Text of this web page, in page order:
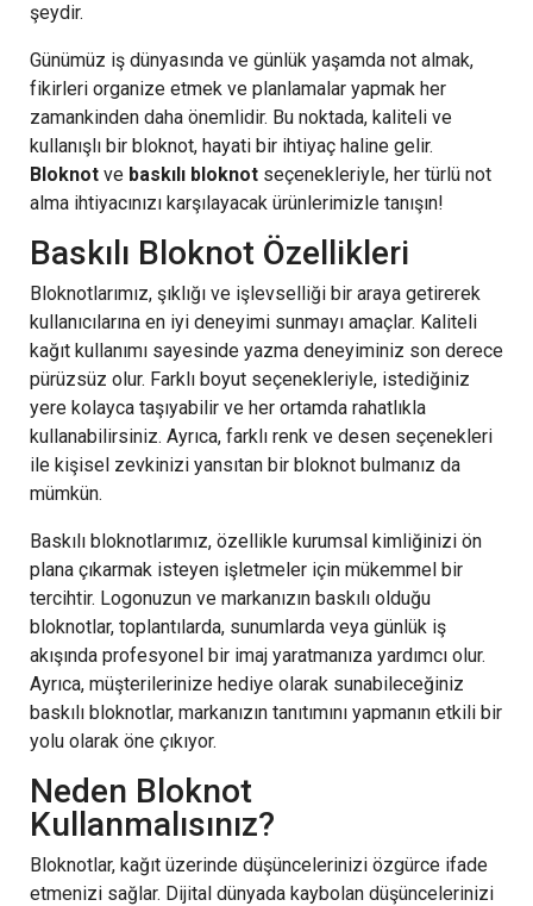
şeydir.
Günümüz iş dünyasında ve günlük yaşamda not almak,
fikirleri organize etmek ve planlamalar yapmak her
zamankinden daha önemlidir. Bu noktada, kaliteli ve
kullanışlı bir bloknot, hayati bir ihtiyaç haline gelir.
Bloknot ve baskılı bloknot seçenekleriyle, her türlü not
alma ihtiyacınızı karşılayacak ürünlerimizle tanışın!
Baskılı Bloknot Özellikleri
Bloknotlarımız, şıklığı ve işlevselliği bir araya getirerek
kullanıcılarına en iyi deneyimi sunmayı amaçlar. Kaliteli
kağıt kullanımı sayesinde yazma deneyiminiz son derece
pürüzsüz olur. Farklı boyut seçenekleriyle, istediğiniz
yere kolayca taşıyabilir ve her ortamda rahatlıkla
kullanabilirsiniz. Ayrıca, farklı renk ve desen seçenekleri
ile kişisel zevkinizi yansıtan bir bloknot bulmanız da
mümkün.
Baskılı bloknotlarımız, özellikle kurumsal kimliğinizi ön
plana çıkarmak isteyen işletmeler için mükemmel bir
tercihtir. Logonuzun ve markanızın baskılı olduğu
bloknotlar, toplantılarda, sunumlarda veya günlük iş
akışında profesyonel bir imaj yaratmanıza yardımcı olur.
Ayrıca, müşterilerinize hediye olarak sunabileceğiniz
baskılı bloknotlar, markanızın tanıtımını yapmanın etkili bir
yolu olarak öne çıkıyor.
Neden Bloknot
Kullanmalısınız?
Bloknotlar, kağıt üzerinde düşüncelerinizi özgürce ifade
etmenizi sağlar. Dijital dünyada kaybolan düşüncelerinizi